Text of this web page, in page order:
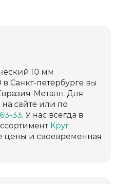
10 мм
Санкт-петербурге вы
Металл. Для
на сайте или по
33. У нас всегда в
Круг
цены и своевременная